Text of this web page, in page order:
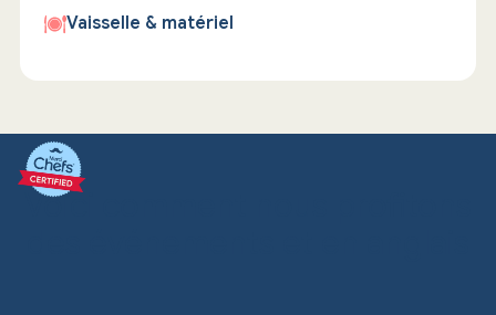
Vaisselle & matériel
Voici comment nous profitons